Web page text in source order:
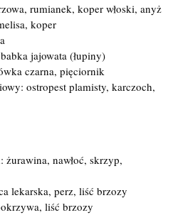
rumianek, koper włoski, anyż
koper
jajowata (łupiny)
czarna, pięciornik
ostropest plamisty, karczoch,
nawłoć, skrzyp,
lekarska, perz, liść brzozy
liść brzozy